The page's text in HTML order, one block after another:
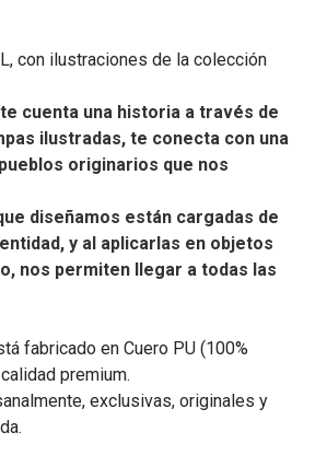
con ilustraciones de la colección
cuenta una historia a través de
ilustradas, te conecta con una
originarios que nos
diseñamos están cargadas de
y al aplicarlas en objetos
nos permiten llegar a todas las
fabricado en Cuero PU (100%
premium.
exclusivas, originales y